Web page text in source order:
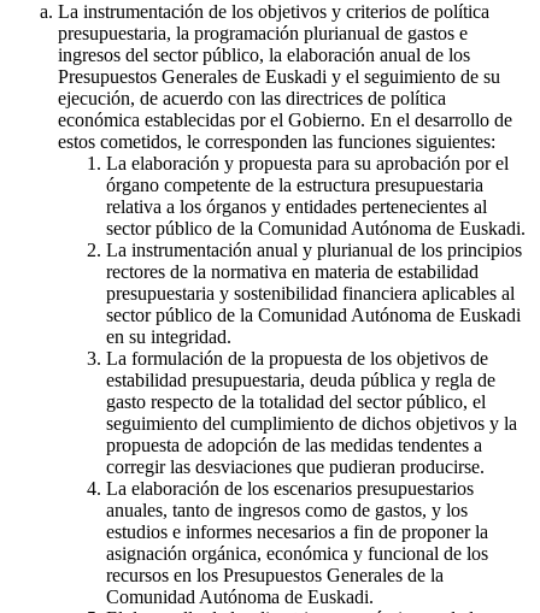
La instrumentación de los objetivos y criterios de política
presupuestaria, la programación plurianual de gastos e
ingresos del sector público, la elaboración anual de los
Presupuestos Generales de Euskadi y el seguimiento de su
ejecución, de acuerdo con las directrices de política
económica establecidas por el Gobierno. En el desarrollo de
estos cometidos, le corresponden las funciones siguientes:
La elaboración y propuesta para su aprobación por el
órgano competente de la estructura presupuestaria
relativa a los órganos y entidades pertenecientes al
sector público de la Comunidad Autónoma de Euskadi.
La instrumentación anual y plurianual de los principios
rectores de la normativa en materia de estabilidad
presupuestaria y sostenibilidad financiera aplicables al
sector público de la Comunidad Autónoma de Euskadi
en su integridad.
La formulación de la propuesta de los objetivos de
estabilidad presupuestaria, deuda pública y regla de
gasto respecto de la totalidad del sector público, el
seguimiento del cumplimiento de dichos objetivos y la
propuesta de adopción de las medidas tendentes a
corregir las desviaciones que pudieran producirse.
La elaboración de los escenarios presupuestarios
anuales, tanto de ingresos como de gastos, y los
estudios e informes necesarios a fin de proponer la
asignación orgánica, económica y funcional de los
recursos en los Presupuestos Generales de la
Comunidad Autónoma de Euskadi.